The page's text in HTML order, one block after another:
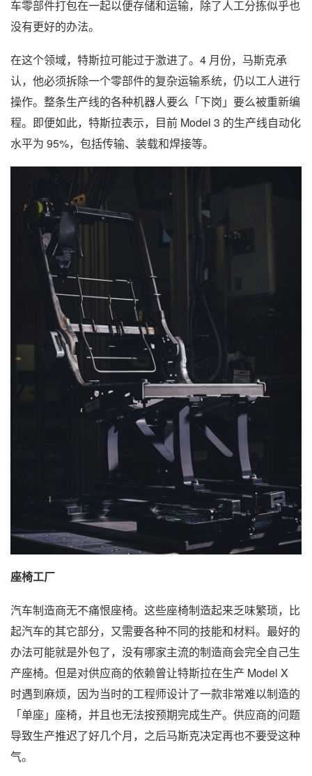
车零部件打包在一起以便存储和运输，除了人工分拣似乎也
没有更好的办法。
在这个领域，特斯拉可能过于激进了。4 月份，马斯克承
认，他必须拆除一个零部件的复杂运输系统，仍以工人进行
操作。整条生产线的各种机器人要么「下岗」要么被重新编
程。即便如此，特斯拉表示，目前 Model 3 的生产线自动化
水平为 95%，包括传输、装载和焊接等。
座椅工厂
汽车制造商无不痛恨座椅。这些座椅制造起来乏味繁琐，比
起汽车的其它部分，又需要各种不同的技能和材料。最好的
办法可能就是外包了，没有哪家主流的制造商会完全自己生
产座椅。但是对供应商的依赖曾让特斯拉在生产 Model X
时遇到麻烦，因为当时的工程师设计了一款非常难以制造的
「单座」座椅，并且也无法按预期完成生产。供应商的问题
导致生产推迟了好几个月，之后马斯克决定再也不要受这种
气。